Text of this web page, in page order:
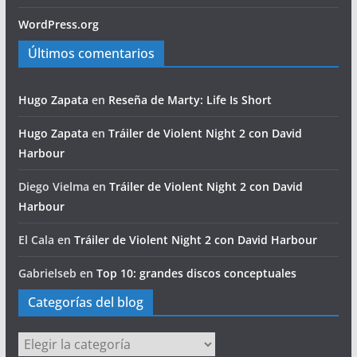
WordPress.org
Últimos comentarios
Hugo Zapata en Reseña de Marty: Life Is Short
Hugo Zapata en Tráiler de Violent Night 2 con David
Harbour
Diego Vielma en Tráiler de Violent Night 2 con David
Harbour
El Cala en Tráiler de Violent Night 2 con David Harbour
Gabrielseb en Top 10: grandes discos conceptuales
Categorías del blog
Categorías